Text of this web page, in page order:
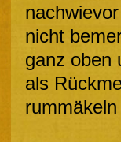
nicht
ganz oben
als